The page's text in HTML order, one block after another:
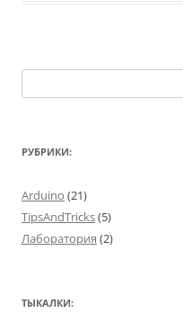
РУБРИКИ:
Arduino (21)
TipsAndTricks(5)
Лаборатория (2)
ТЫКАЛКИ: